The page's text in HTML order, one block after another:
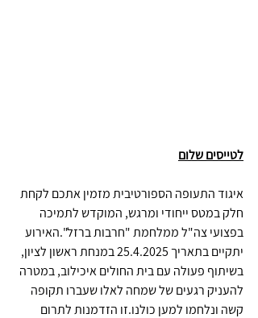
לטייסים שלום
איגוד התעופה הספורטיבית מזמין אתכם לקחת
חלק במטס ייחודי ומרגש, המוקדש לתמיכה
בפצועי צה"ל ממלחמת "חרבות ברזל".האירוע
יתקיים בתאריך 25.4.2025 במנחת ראשון לציון,
בשיתוף פעולה עם בית החולים איכילוב, במטרה
להעניק רגעים של שמחה לאלו שעברו תקופה
קשה ונלחמו למען כולנו.זו הזדמנות לתרום